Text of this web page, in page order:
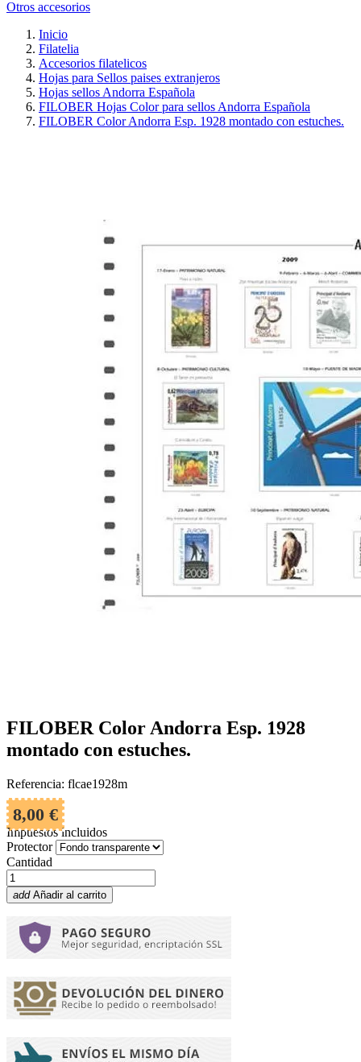
Otros accesorios
Inicio
Filatelia
Accesorios filatelicos
Hojas para Sellos paises extranjeros
Hojas sellos Andorra Española
FILOBER Hojas Color para sellos Andorra Española
FILOBER Color Andorra Esp. 1928 montado con estuches.
FILOBER Color Andorra Esp. 1928
montado con estuches.
Referencia: flcae1928m
8,00 €
Impuestos incluidos
Protector
Cantidad
add Añadir al carrito